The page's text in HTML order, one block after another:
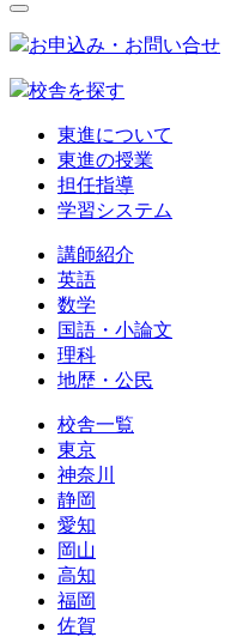
お申込み・お問い合せ
校舎を探す
東進について
東進の授業
担任指導
学習システム
講師紹介
英語
数学
国語・小論文
理科
地歴・公民
校舎一覧
東京
神奈川
静岡
愛知
岡山
高知
福岡
佐賀